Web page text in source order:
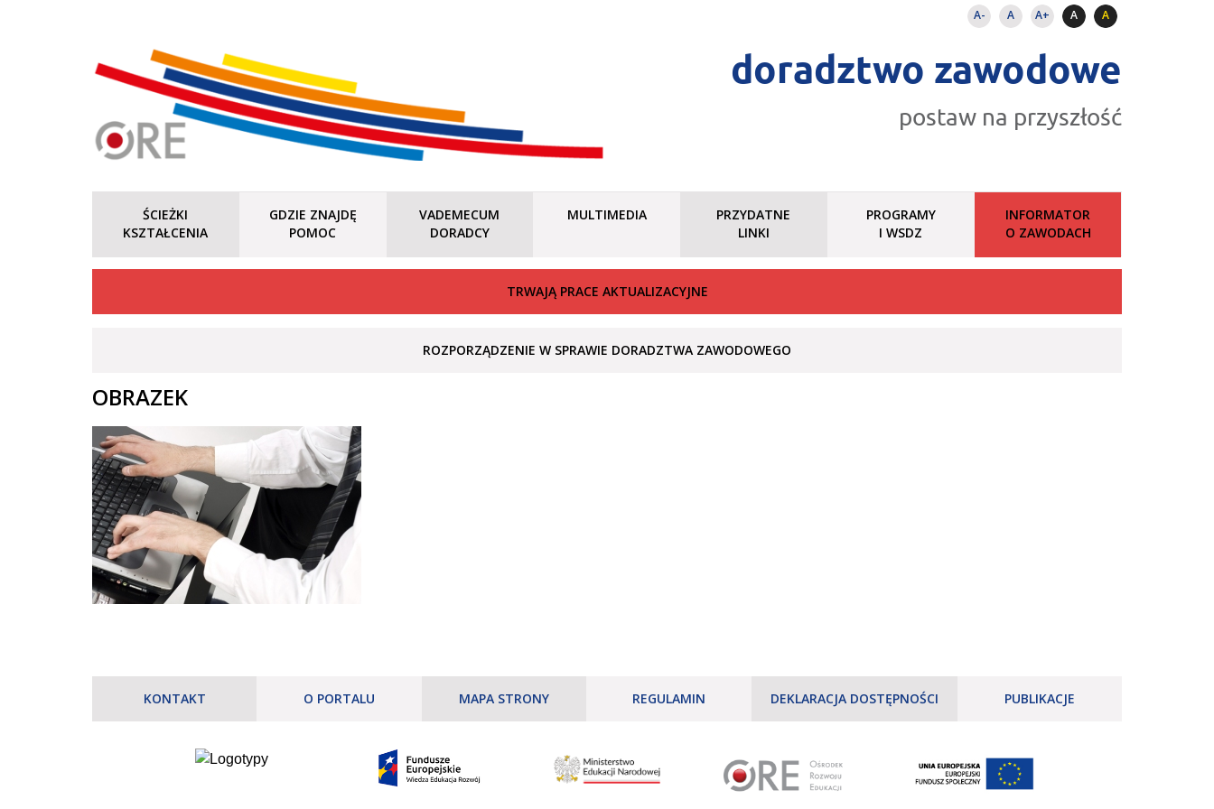
A- A A+ A A
doradztwo zawodowe
postaw na przyszłość
ŚCIEŻKI
KSZTAŁCENIA
GDZIE ZNAJDĘ
POMOC
VADEMECUM
DORADCY
MULTIMEDIA
PRZYDATNE
LINKI
PROGRAMY
I WSDZ
INFORMATOR
O ZAWODACH
TRWAJĄ PRACE AKTUALIZACYJNE
ROZPORZĄDZENIE W SPRAWIE DORADZTWA ZAWODOWEGO
OBRAZEK
KONTAKT O PORTALU MAPA STRONY REGULAMIN DEKLARACJA DOSTĘPNOŚCI PUBLIKACJE